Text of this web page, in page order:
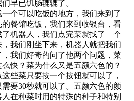
早已饥肠辘辘了。
个可以吃饭的地方，我们来到了
的餐馆吃饭，我们来到收银台，看
机器人，我们点完菜就找了一个
我们刚坐下来，机器人就把我们
，我们好奇的问了他两个问题，菜
快？菜为什么又是五颜六色的？
些菜只要按一个按钮就可以了，
要30秒就可以了。五颜六色的颜
在种菜时用的特殊的种子和特别